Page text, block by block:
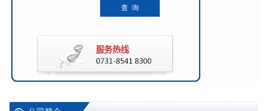
查 询